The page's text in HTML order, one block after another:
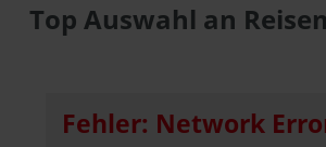
Top Auswahl an
Fehler: Network